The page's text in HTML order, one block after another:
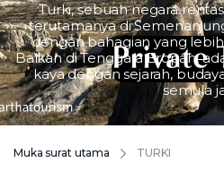
Turki, sebuah negara
terutamanya di
dengan bahagian yang
Balkan di Tenggara Eropah,
kaya dengan sejarah,
semula
Muka surat utama TURKI